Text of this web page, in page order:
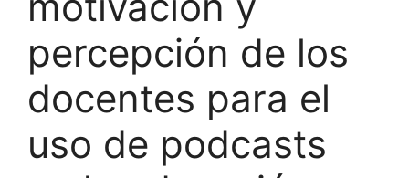
percepción de los
docentes para el
uso de podcasts